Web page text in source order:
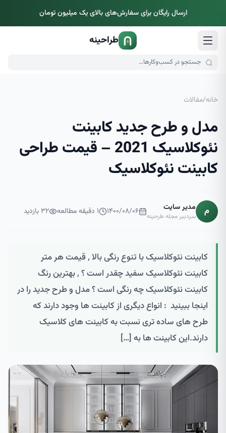
ارسال رایگان برای سفارش‌های بالای یک میلیون تومان
طراحینه
خانه/مقالات
مدل و طرح جدید کابینت
نئوکلاسیک 2021 – قیمت طراحی
کابینت نئوکلاسیک
م مدیر سایت
سردبیر مجله طرحینه ۱۴۰۰/۰۸/۰۶ ۱ دقیقه مطالعه ۳۲بازدید
کابینت نئوکلاسیک با تنوع رنگی بالا , قیمت هر متر
کابینت نئوکلاسیک سفید چقدر است ؟ , بهترین رنگ
کابینت نئوکلاسیک چه رنگی است ؟ مدل و طرح جدید را در
اینجا ببینید : انواع دیگری از کابینت ها وجود دارند که
طرح های ساده تری نسبت به کابینت های کلاسیک
دارند.این کابینت ها به […]